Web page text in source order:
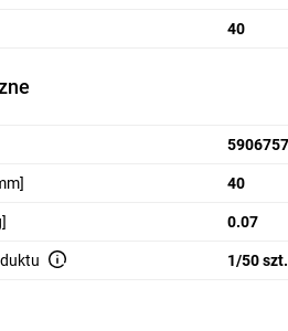
40
40
0.07
1/50 szt.